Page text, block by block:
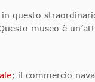
in questo
museo è
; il commercio